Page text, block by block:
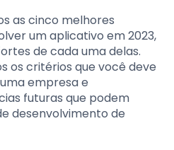
as cinco melhores
um aplicativo em 2023,
de cada uma delas.
os critérios que você deve
empresa e
futuras que podem
desenvolvimento de